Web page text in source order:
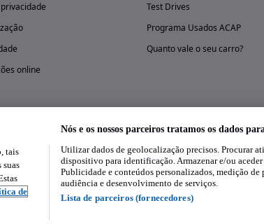
online
Test Drives
Programa Usados ACAP
Quanto vale o seu carro?
Experimenta a aplicação
tais
suas
de
Nós e os nossos parceiros tratamos os dados
Utilizar dados de geolocalização precisos. Procurar
dispositivo para identificação. Armazenar e/ou
Publicidade e conteúdos personalizados, medição
audiência e desenvolvimento de serviços.
Lista de parceiros (fornecedores)